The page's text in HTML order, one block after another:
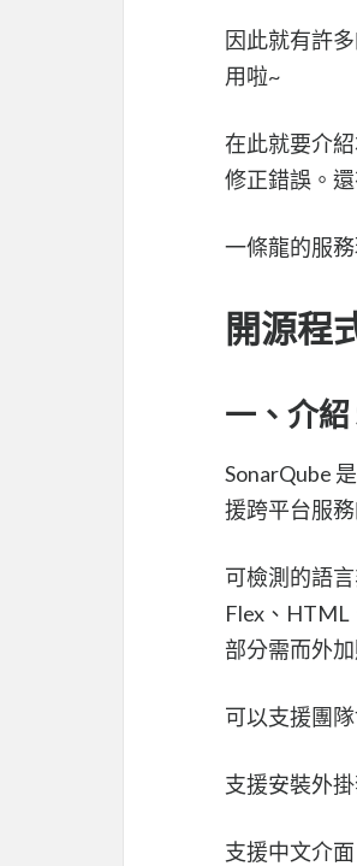
因此就有許
用啦~
在此就要介
修正錯誤。
一條龍的服
開源程
一、介
SonarQube
援跨平台服
可檢測的語
Flex、HTML
部分需而外加
可以支援團
支援安裝外
支援中文介